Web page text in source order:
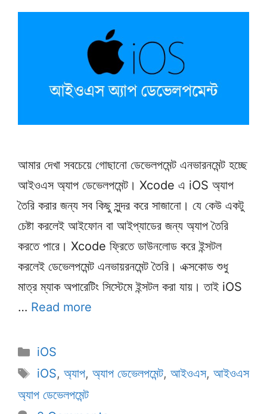
আমার দেখা সবচেয়ে গোছানো ডেভেলপমেন্ট এনভারনমেন্ট হচ্ছে
আইওএস অ্যাপ ডেভেলপমেন্ট। Xcode এ iOS অ্যাপ
তৈরি করার জন্য সব কিছু সুন্দর করে সাজানো। যে কেউ একটু
চেষ্টা করলেই আইফোন বা আইপ্যাডের জন্য অ্যাপ তৈরি
করতে পারে। Xcode ফ্রিতে ডাউনলোড করে ইন্সটল
করলেই ডেভেলপমেন্ট এনভায়রনমেন্ট তৈরি। এক্সকোড শুধু
মাত্র ম্যাক অপারেটিং সিস্টেমে ইন্সটল করা যায়। তাই iOS
… Read more
Categories
iOS
Tags
iOS, অ্যাপ, অ্যাপ ডেভেলপমেন্ট, আইওএস, আইওএস
অ্যাপ ডেভেলপমেন্ট